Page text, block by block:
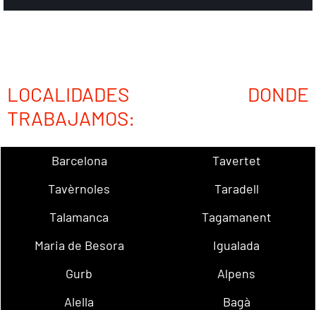
LOCALIDADES DONDE
TRABAJAMOS:
Barcelona
Tavertet
Tavèrnoles
Taradell
Talamanca
Tagamanent
Maria de Besora
Igualada
Gurb
Alpens
Alella
Bagà